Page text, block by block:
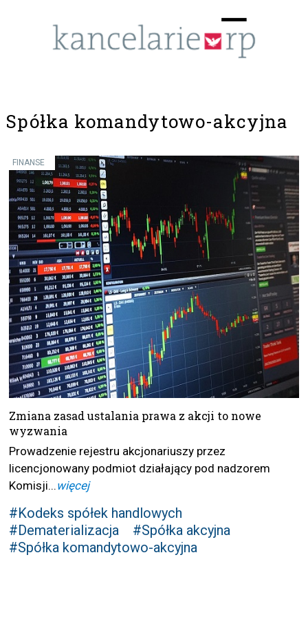
☰
Spółka komandytowo-akcyjna
FINANSE
Zmiana zasad ustalania prawa z akcji to nowe
wyzwania
Prowadzenie rejestru akcjonariuszy przez
licencjonowany podmiot działający pod nadzorem
Komisji...więcej
#Kodeks spółek handlowych
#Dematerializacja
#Spółka akcyjna
#Spółka komandytowo-akcyjna